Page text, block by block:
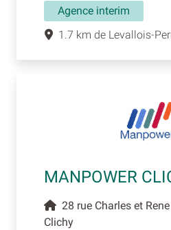
Agence interim
1.7 km de Levallois-
MANPOWER
28 rue Charles et
Clichy